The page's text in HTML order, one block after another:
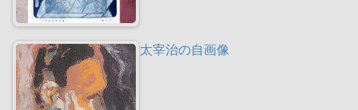
太宰治の自画像